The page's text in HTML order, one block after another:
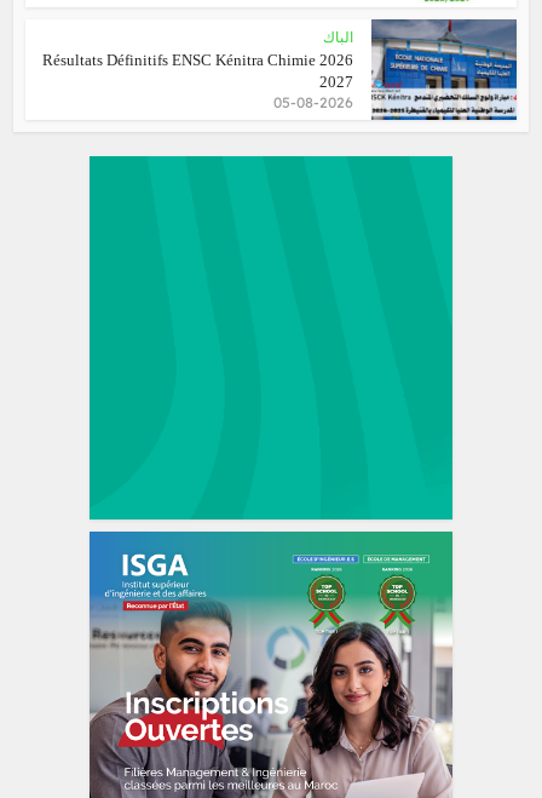
الباك
Résultats Définitifs ENSC Kénitra Chimie 2026
2027
05-08-2026